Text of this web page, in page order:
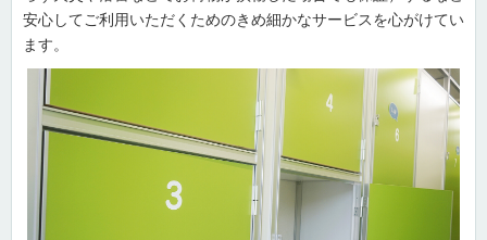
安心してご利用いただくためのきめ細かなサービスを心がけてい
ます。